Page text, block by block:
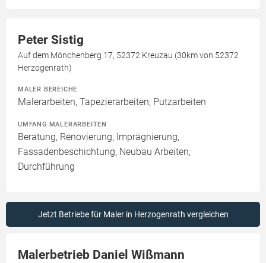
Peter Sistig
Auf dem Mönchenberg 17, 52372 Kreuzau (30km von 52372
Herzogenrath)
MALER BEREICHE
Malerarbeiten, Tapezierarbeiten, Putzarbeiten
UMFANG MALERARBEITEN
Beratung, Renovierung, Imprägnierung,
Fassadenbeschichtung, Neubau Arbeiten,
Durchführung
Jetzt Betriebe für Maler in Herzogenrath vergleichen
Malerbetrieb Daniel Wißmann